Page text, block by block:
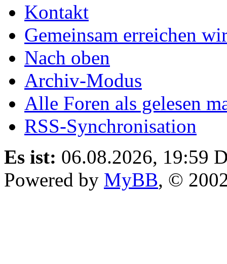
Kontakt
Gemeinsam erreichen
Nach oben
Archiv-Modus
Alle Foren als gelesen
RSS-Synchronisation
Es ist: 06.08.2026, 19:59
Powered by MyBB, ©